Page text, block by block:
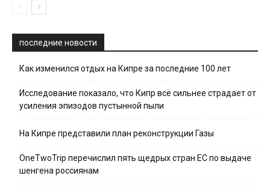
последние новости
Как изменился отдых на Кипре за последние 100 лет
Исследование показало, что Кипр всё сильнее страдает от
усиления эпизодов пустынной пыли
На Кипре представили план реконструкции Газы
OneTwoTrip перечислил пять щедрых стран ЕС по выдаче
шенгена россиянам